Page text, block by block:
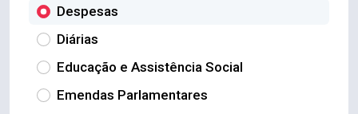
Despesas
Diárias
Educação e Assistência Social
Emendas Parlamentares